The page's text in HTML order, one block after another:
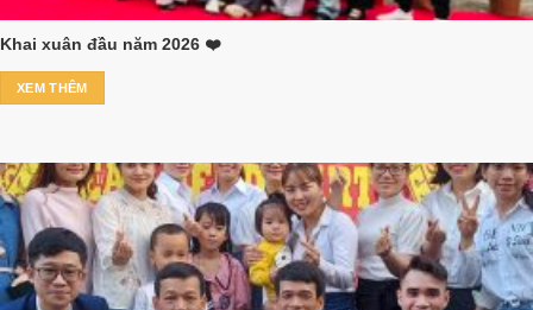
Khai xuân đầu năm 2026 ❤️
XEM THÊM